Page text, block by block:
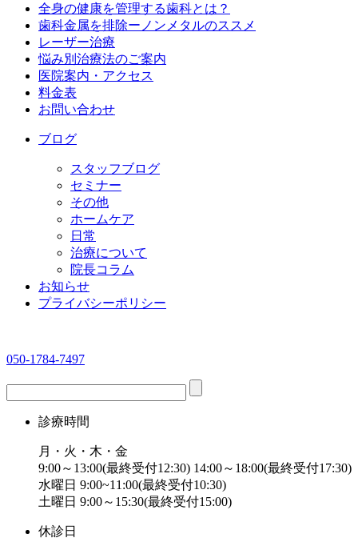
全身の健康を管理する歯科とは？
歯科金属を排除ーノンメタルのススメ
レーザー治療
悩み別治療法のご案内
医院案内・アクセス
料金表
お問い合わせ
ブログ
スタッフブログ
セミナー
その他
ホームケア
日常
治療について
院長コラム
お知らせ
プライバシーポリシー
050-1784-7497
診療時間
月・火・木・金
9:00～13:00(最終受付12:30) 14:00～18:00(最終受付17:30)
水曜日 9:00~11:00(最終受付10:30)
土曜日 9:00～15:30(最終受付15:00)
休診日